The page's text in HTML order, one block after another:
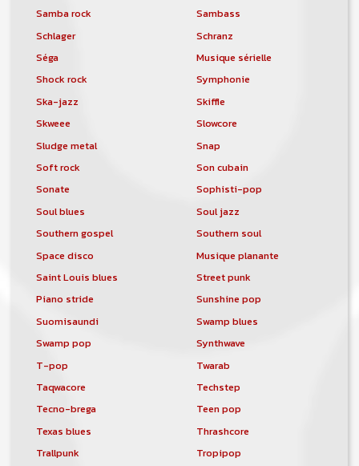
Samba rock
Sambass
Schlager
Schranz
Séga
Musique sérielle
Shock rock
Symphonie
Ska-jazz
Skiffle
Skweee
Slowcore
Sludge metal
Snap
Soft rock
Son cubain
Sonate
Sophisti-pop
Soul blues
Soul jazz
Southern gospel
Southern soul
Space disco
Musique planante
Saint Louis blues
Street punk
Piano stride
Sunshine pop
Suomisaundi
Swamp blues
Swamp pop
Synthwave
T-pop
Twarab
Taqwacore
Techstep
Tecno-brega
Teen pop
Texas blues
Thrashcore
Trallpunk
Tropipop